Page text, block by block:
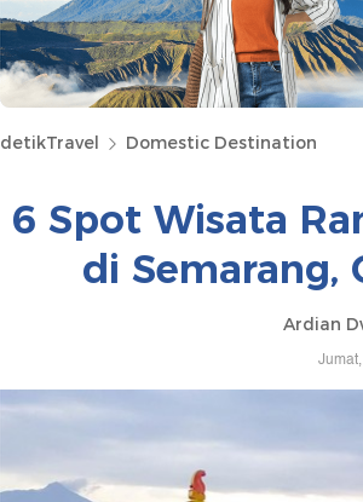
detikTravel Domestic Destination
6 Spot Wisata
di Semarang,
Ardian